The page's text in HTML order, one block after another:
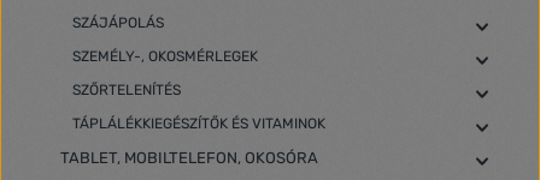
SZÁJÁPOLÁS
SZEMÉLY-, OKOSMÉRLEGEK
SZŐRTELENÍTÉS
TÁPLÁLÉKKIEGÉSZÍTŐK ÉS VITAMINOK
TABLET, MOBILTELEFON, OKOSÓRA